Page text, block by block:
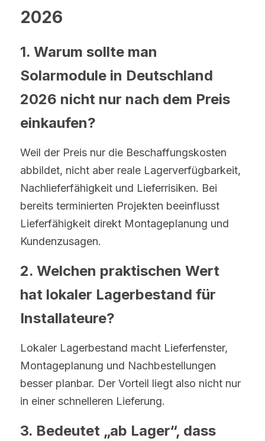
2026
1. Warum sollte man
Solarmodule in Deutschland
2026 nicht nur nach dem Preis
einkaufen?
Weil der Preis nur die Beschaffungskosten
abbildet, nicht aber reale Lagerverfügbarkeit,
Nachlieferfähigkeit und Lieferrisiken. Bei
bereits terminierten Projekten beeinflusst
Lieferfähigkeit direkt Montageplanung und
Kundenzusagen.
2. Welchen praktischen Wert
hat lokaler Lagerbestand für
Installateure?
Lokaler Lagerbestand macht Lieferfenster,
Montageplanung und Nachbestellungen
besser planbar. Der Vorteil liegt also nicht nur
in einer schnelleren Lieferung.
3. Bedeutet „ab Lager“, dass